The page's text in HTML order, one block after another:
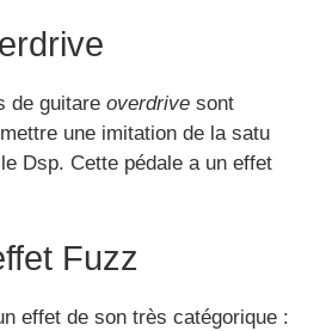
de guitare overdrive sont
une imitation de la satu
Dsp. Cette pédale a un effet
Fuzz
effet de son très catégorique :